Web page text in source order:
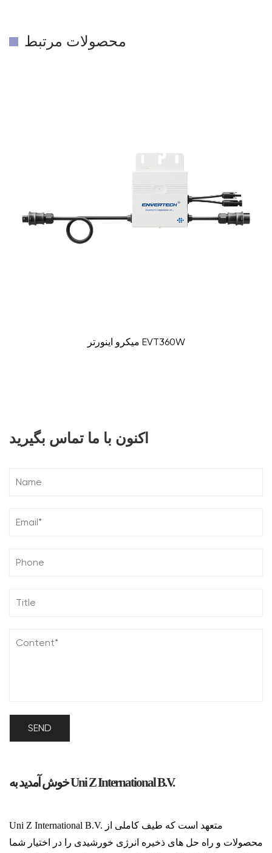
محصولات مرتبط
میکرو اینورتر EVT360W
اکنون با ما تماس بگیرید
خوش آمدید به Uni Z International B.V.
Uni Z International B.V. متعهد است که طیف کاملی از
محصولات و راه حل های ذخیره انرژی خورشیدی را در اختیار شما